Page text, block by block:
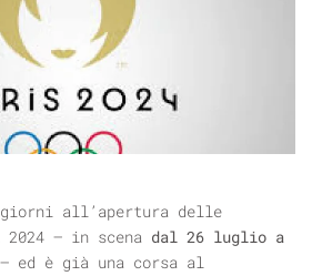
giorni all’apertura delle
– in scena dal 26 luglio a
– ed è già una corsa al